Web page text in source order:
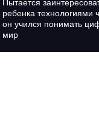
Пытается
ребенка технологиями
он учился понимать
мир